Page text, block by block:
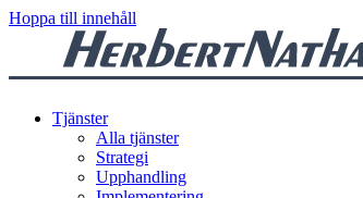
Hoppa till innehåll
Tjänster
Alla tjänster
Strategi
Upphandling